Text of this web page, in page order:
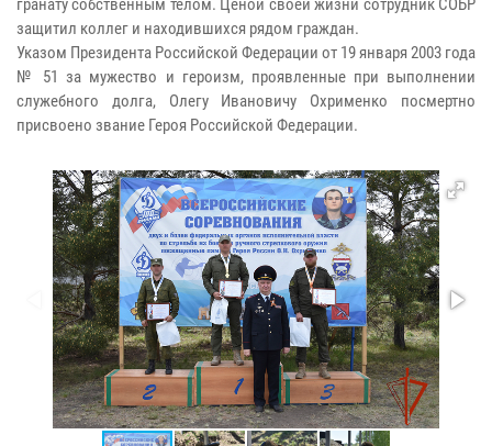
гранату собственным телом. Ценой своей жизни сотрудник СОБР
защитил коллег и находившихся рядом граждан.
Указом Президента Российской Федерации от 19 января 2003 года
№ 51 за мужество и героизм, проявленные при выполнении
служебного долга, Олегу Ивановичу Охрименко посмертно
присвоено звание Героя Российской Федерации.